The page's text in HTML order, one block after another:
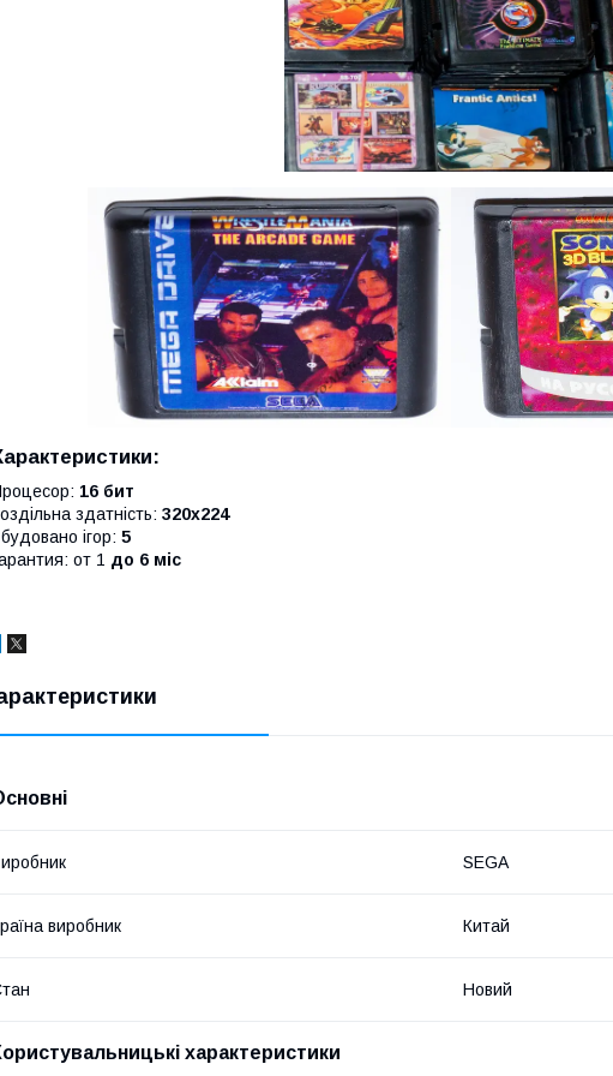
16 бит
здатність: 320х224
ігор: 5
от 1 до 6 міс
SEGA
виробник Китай
Новий
характеристики